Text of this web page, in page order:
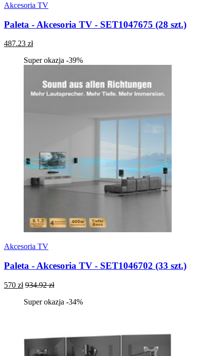
Akcesoria TV
Paleta - Akcesoria TV - SET1047675 (28 szt.)
487.23 zł
Super okazja -39%
Akcesoria TV
Paleta - Akcesoria TV - SET1046702 (33 szt.)
570 zł 934.92 zł
Super okazja -34%